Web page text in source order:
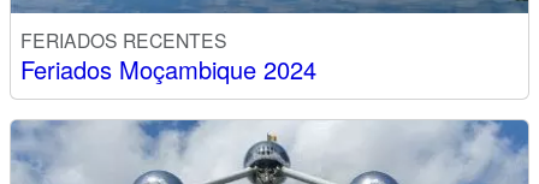
FERIADOS RECENTES
Feriados Moçambique 2024